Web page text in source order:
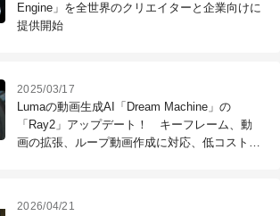
Engine」を全世界のクリエイターと企業向けに
提供開始
2025/03/17
Lumaの動画生成AI「Dream Machine」の
「Ray2」アップデート！ キーフレーム、動
画の拡張、ループ動画作成に対応、低コスト版
2026/04/21